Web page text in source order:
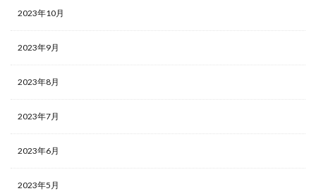
2023年10月
2023年9月
2023年8月
2023年7月
2023年6月
2023年5月